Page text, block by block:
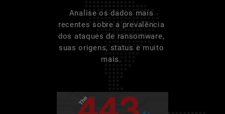
Analise os dados mais
recentes sobre a prevalência
dos ataques de ransomware,
suas origens, status e muito
mais.